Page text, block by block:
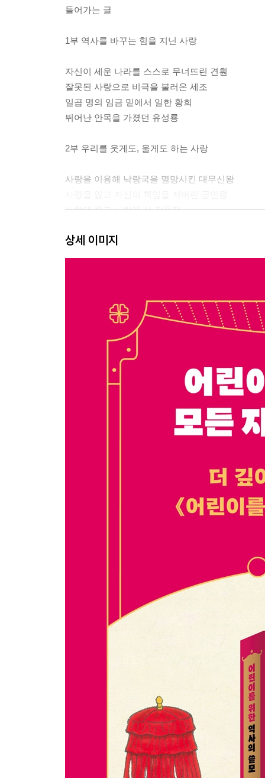
들어가는 글
1부 역사를 바꾸는 힘을 지닌 사랑
자신이 세운 나라를 스스로 무너뜨린 견훤
잘못된 사랑으로 비극을 불러온 세조
일곱 명의 임금 밑에서 일한 황희
뛰어난 안목을 가졌던 유성룡
2부 우리를 웃게도, 울게도 하는 사랑
사랑을 이용해 낙랑국을 멸망시킨 대무신왕
사랑에 죽고 사랑에 산 장옥정
3부 세상을 보다 따뜻하게 만드는 사랑
여성 환자들을 위해 소명을 다한 박에스더
성공보다 섬김의 삶을 살았던 서서평
대한민국에 묻히기를 소원했던 호머 헐버트
상세 이미지